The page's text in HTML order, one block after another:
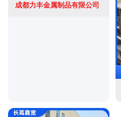
成都力丰金属制品有限公司